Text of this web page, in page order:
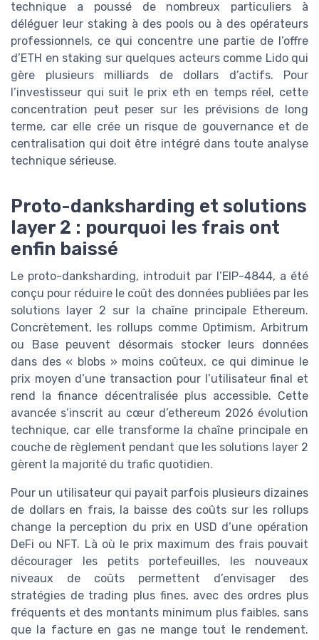
technique a poussé de nombreux particuliers à
déléguer leur staking à des pools ou à des opérateurs
professionnels, ce qui concentre une partie de l’offre
d’ETH en staking sur quelques acteurs comme Lido qui
gère plusieurs milliards de dollars d’actifs. Pour
l’investisseur qui suit le prix eth en temps réel, cette
concentration peut peser sur les prévisions de long
terme, car elle crée un risque de gouvernance et de
centralisation qui doit être intégré dans toute analyse
technique sérieuse.
Proto-danksharding et solutions
layer 2 : pourquoi les frais ont
enfin baissé
Le proto-danksharding, introduit par l’EIP-4844, a été
conçu pour réduire le coût des données publiées par les
solutions layer 2 sur la chaîne principale Ethereum.
Concrètement, les rollups comme Optimism, Arbitrum
ou Base peuvent désormais stocker leurs données
dans des « blobs » moins coûteux, ce qui diminue le
prix moyen d’une transaction pour l’utilisateur final et
rend la finance décentralisée plus accessible. Cette
avancée s’inscrit au cœur d’ethereum 2026 évolution
technique, car elle transforme la chaîne principale en
couche de règlement pendant que les solutions layer 2
gèrent la majorité du trafic quotidien.
Pour un utilisateur qui payait parfois plusieurs dizaines
de dollars en frais, la baisse des coûts sur les rollups
change la perception du prix en USD d’une opération
DeFi ou NFT. Là où le prix maximum des frais pouvait
décourager les petits portefeuilles, les nouveaux
niveaux de coûts permettent d’envisager des
stratégies de trading plus fines, avec des ordres plus
fréquents et des montants minimum plus faibles, sans
que la facture en gas ne mange tout le rendement.